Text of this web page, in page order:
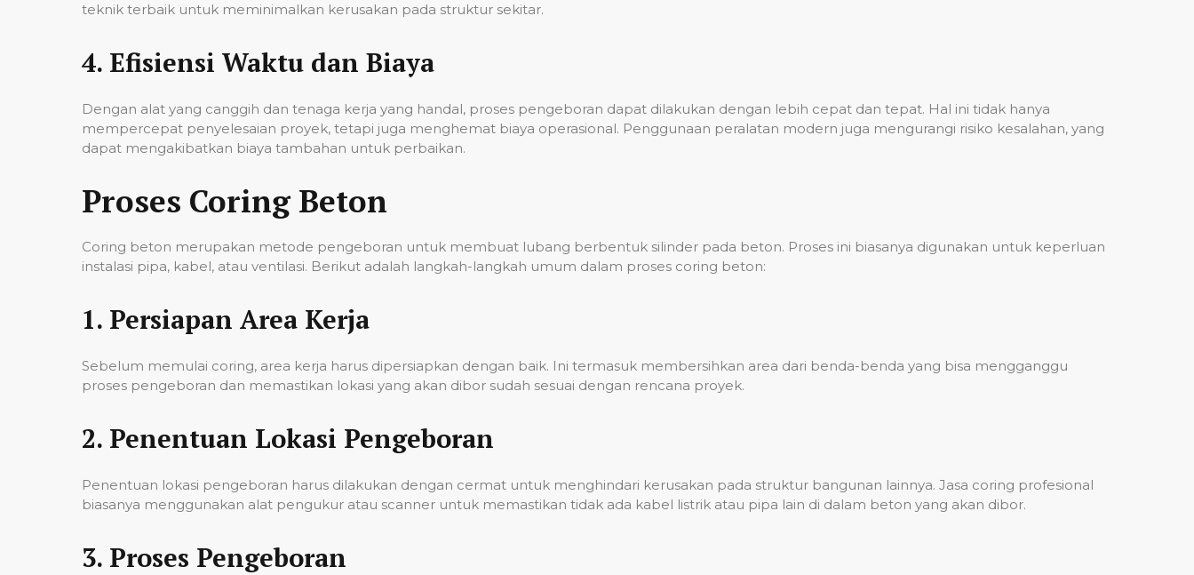
teknik terbaik untuk meminimalkan kerusakan pada struktur sekitar.
4. Efisiensi Waktu dan Biaya
Dengan alat yang canggih dan tenaga kerja yang handal, proses pengeboran dapat dilakukan dengan lebih cepat dan tepat. Hal ini tidak hanya
mempercepat penyelesaian proyek, tetapi juga menghemat biaya operasional. Penggunaan peralatan modern juga mengurangi risiko kesalahan, yang
dapat mengakibatkan biaya tambahan untuk perbaikan.
Proses Coring Beton
Coring beton merupakan metode pengeboran untuk membuat lubang berbentuk silinder pada beton. Proses ini biasanya digunakan untuk keperluan
instalasi pipa, kabel, atau ventilasi. Berikut adalah langkah-langkah umum dalam proses coring beton:
1. Persiapan Area Kerja
Sebelum memulai coring, area kerja harus dipersiapkan dengan baik. Ini termasuk membersihkan area dari benda-benda yang bisa mengganggu
proses pengeboran dan memastikan lokasi yang akan dibor sudah sesuai dengan rencana proyek.
2. Penentuan Lokasi Pengeboran
Penentuan lokasi pengeboran harus dilakukan dengan cermat untuk menghindari kerusakan pada struktur bangunan lainnya. Jasa coring profesional
biasanya menggunakan alat pengukur atau scanner untuk memastikan tidak ada kabel listrik atau pipa lain di dalam beton yang akan dibor.
3. Proses Pengeboran